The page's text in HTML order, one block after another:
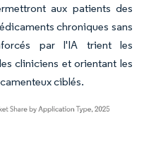
aux patients des
chroniques sans
par l'IA trient les
cliniciens et orientant les
ciblés.